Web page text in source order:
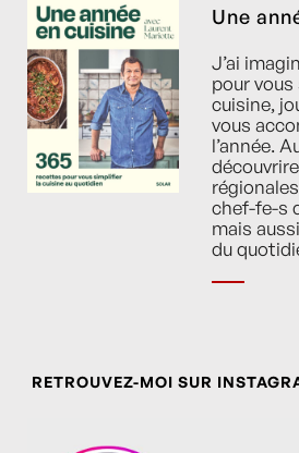
Une
J’ai
pour
cuisine,
vous
l’année.
chef-fe-s
mais
du
RETROUVEZ-MOI SUR